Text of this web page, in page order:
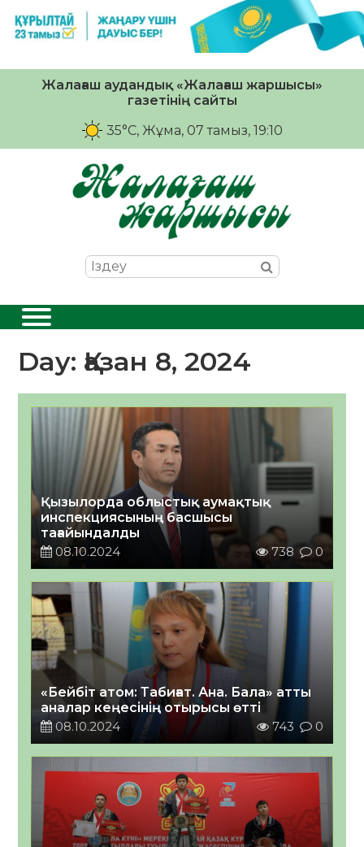
Жалағаш аудандық «Жалағаш жаршысы»
газетінің сайты
35°C, Жұма, 07 тамыз, 19:10
Day: Қазан 8, 2024
Қызылорда облыстық аумақтық
инспекциясының басшысы
тағайындалды
08.10.2024
738 0
«Бейбіт атом: Табиғат. Ана. Бала» атты
аналар кеңесінің отырысы өтті
08.10.2024
743 0